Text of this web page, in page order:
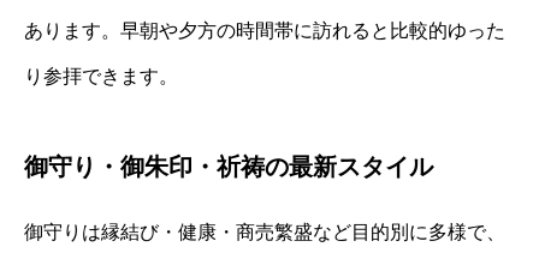
あります。早朝や夕方の時間帯に訪れると比較的ゆった
り参拝できます。
御守り・御朱印・祈祷の最新スタイル
御守りは縁結び・健康・商売繁盛など目的別に多様で、